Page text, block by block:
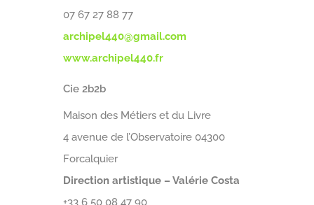
07 67 27 88 77
archipel440@gmail.com
www.archipel440.fr
Cie 2b2b
Maison des Métiers et du Livre
4 avenue de l’Observatoire 04300
Forcalquier
Direction artistique – Valérie Costa
+33 6 50 08 47 90